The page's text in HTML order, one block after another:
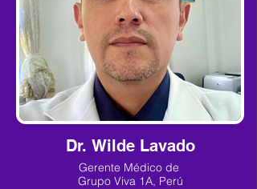
Dr. Wilde Lavado
Gerente Médico de
Grupo Viva 1A, Perú